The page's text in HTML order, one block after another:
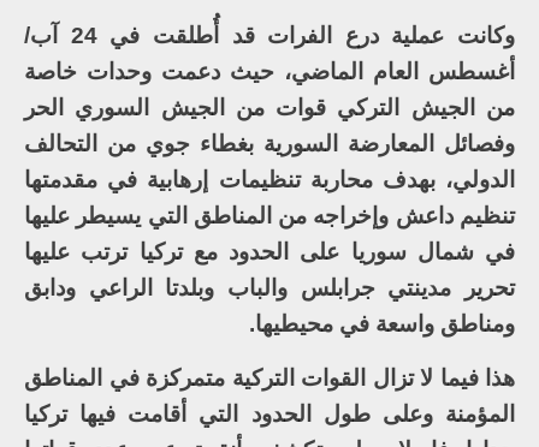
وكانت عملية درع الفرات قد أُطلقت في 24 آب/
أغسطس العام الماضي، حيث دعمت وحدات خاصة
من الجيش التركي قوات من الجيش السوري الحر
وفصائل المعارضة السورية بغطاء جوي من التحالف
الدولي، بهدف محاربة تنظيمات إرهابية في مقدمتها
تنظيم داعش وإخراجه من المناطق التي يسيطر عليها
في شمال سوريا على الحدود مع تركيا ترتب عليها
تحرير مدينتي جرابلس والباب وبلدتا الراعي ودابق
ومناطق واسعة في محيطيها.
هذا فيما لا تزال القوات التركية متمركزة في المناطق
المؤمنة وعلى طول الحدود التي أقامت فيها تركيا